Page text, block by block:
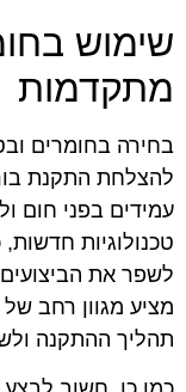
שימוש
מתקדמות
בחירה בחומרים
להצלחת התקנת
עמידים בפני חום
טכנולוגיות
לשפר את הביצועים
מציע מגוון רחב של
תהליך ההתקנה